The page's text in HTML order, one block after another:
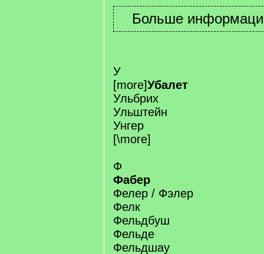
У
[more]Убалет
Ульбрих
Ульштейн
Унгер
[\more]
Ф
Фабер
Фелер / Фэлер
Фелк
Фельдбуш
Фельде
Фельдшау